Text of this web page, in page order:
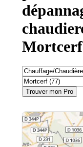
Trouver mon Pro